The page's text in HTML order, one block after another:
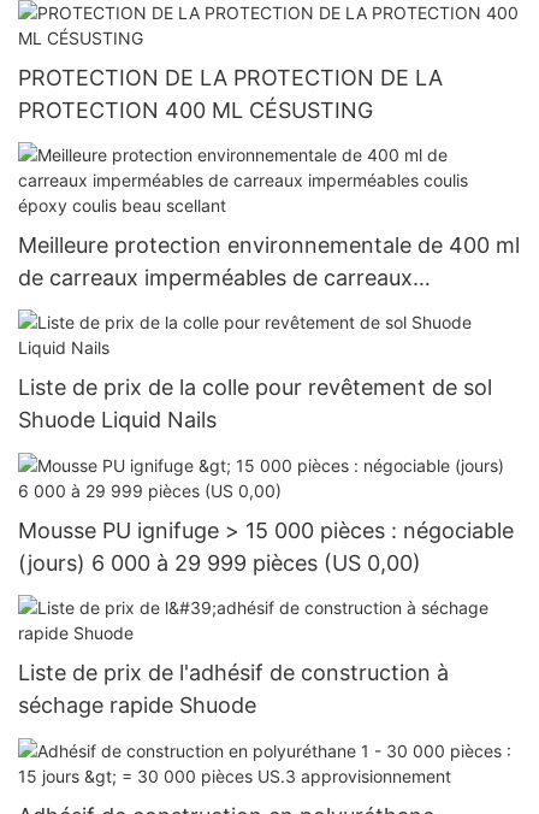
PROTECTION DE LA PROTECTION DE LA
PROTECTION 400 ML CÉSUSTING
Meilleure protection environnementale de 400 ml
de carreaux imperméables de carreaux
imperméables coulis époxy coulis beau scellant
Liste de prix de la colle pour revêtement de sol
Shuode Liquid Nails
Mousse PU ignifuge > 15 000 pièces : négociable
(jours) 6 000 à 29 999 pièces (US 0,00)
Liste de prix de l'adhésif de construction à
séchage rapide Shuode